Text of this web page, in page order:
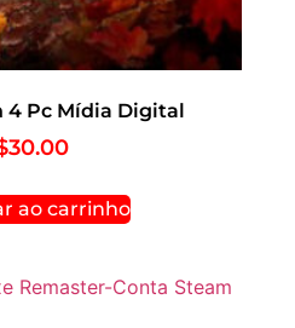
4 Pc Mídia Digital
30.00
ao carrinho